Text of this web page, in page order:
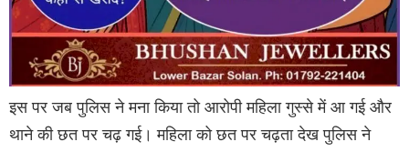
इस पर जब पुलिस ने मना किया तो आरोपी महिला गुस्से में आ गई और
थाने की छत पर चढ़ गई। महिला को छत पर चढ़ता देख पुलिस ने